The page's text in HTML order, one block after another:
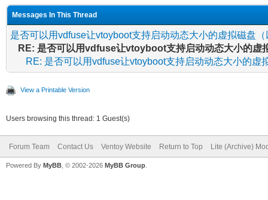
Messages In This Thread
是否可以用vdfuse让vtoyboot支持启动动态大小的虚拟磁盘
RE: 是否可以用vdfuse让vtoyboot支持启动动态大小的虚
RE: 是否可以用vdfuse让vtoyboot支持启动动态大小的虚
View a Printable Version
Users browsing this thread: 1 Guest(s)
Forum Team Contact Us Ventoy Website Return to Top Lite (Archive)
Powered By MyBB , © 2002-2026 MyBB Group